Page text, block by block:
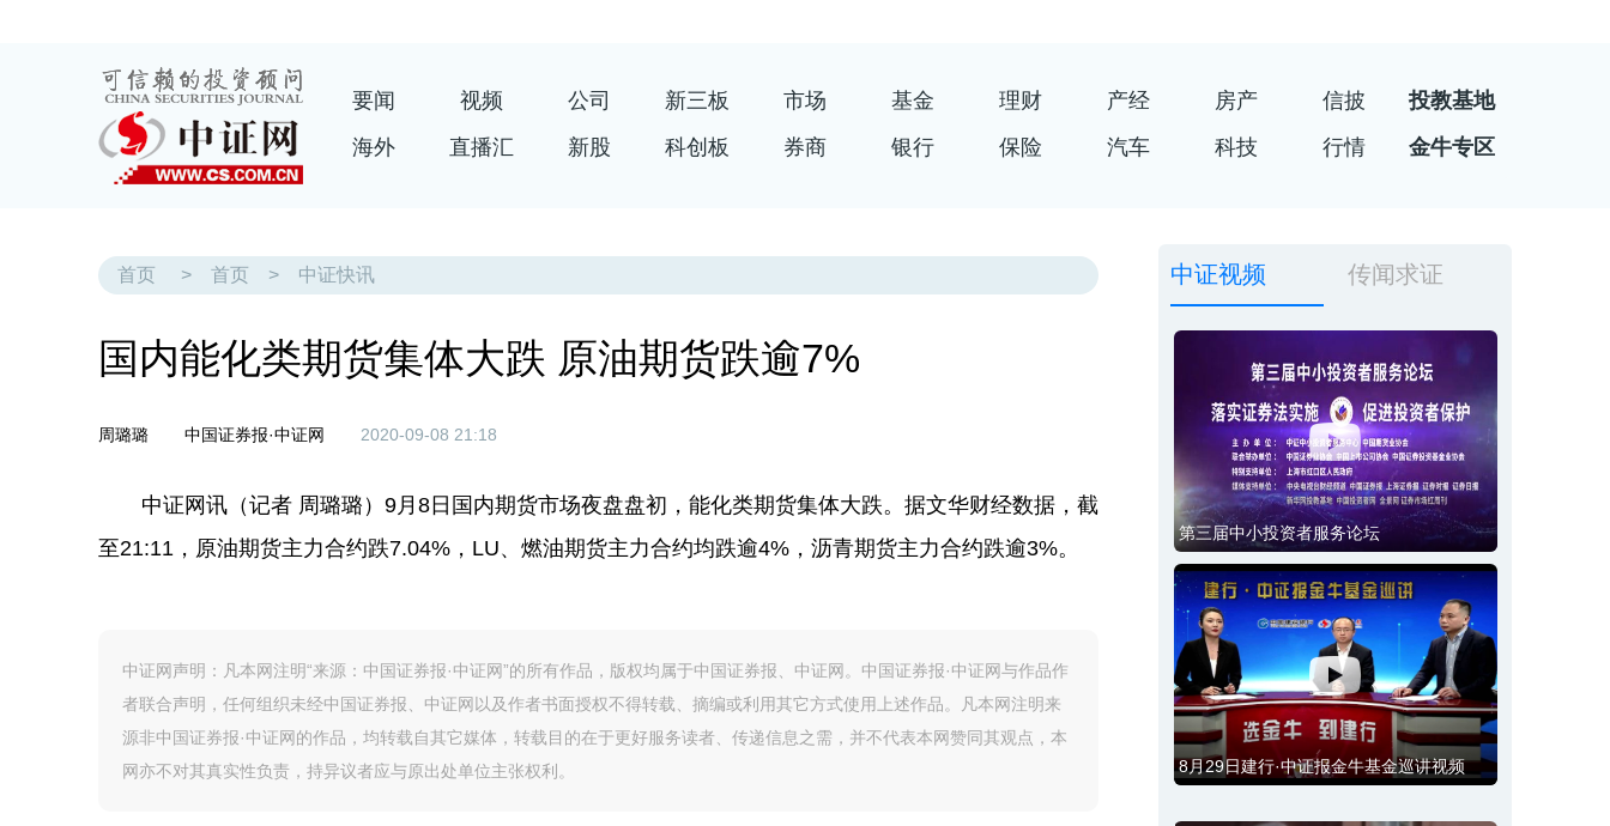
要闻 视频 公司 新三板 市场 基金 理财 产经 房产 信披
投教基地
海外
直播汇 新股 科创板 券商 银行 保险 汽车 科技 行情 金牛专区
首页 > 首页 > 中证快讯
国内能化类期货集体大跌 原油期货跌逾7%
周璐璐 中国证券报·中证网 2020-09-08 21:18
中证网讯（记者 周璐璐）9月8日国内期货市场夜盘盘初，能化类期货集体大跌。据文华财经数据，截
至21:11，原油期货主力合约跌7.04%，LU、燃油期货主力合约均跌逾4%，沥青期货主力合约跌逾3%。
中证网声明：凡本网注明“来源：中国证券报·中证网”的所有作品，版权均属于中国证券报、中证网。中国证券报·中证网与作品作
者联合声明，任何组织未经中国证券报、中证网以及作者书面授权不得转载、摘编或利用其它方式使用上述作品。凡本网注明来
源非中国证券报·中证网的作品，均转载自其它媒体，转载目的在于更好服务读者、传递信息之需，并不代表本网赞同其观点，本
网亦不对其真实性负责，持异议者应与原出处单位主张权利。
中证视频 传闻求证
第三届中小投资者服务论坛
8月29日建行·中证报金牛基金巡讲视频